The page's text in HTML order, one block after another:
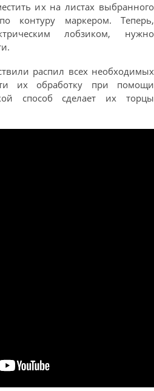
их на листах выбранного
контуру маркером. Теперь,
лобзиком, нужно
распил всех необходимых
их обработку при помощи
способ сделает их торцы